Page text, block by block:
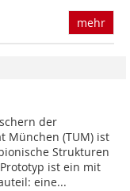
mehr
der
München (TUM) ist
Strukturen
ist ein mit
eine...